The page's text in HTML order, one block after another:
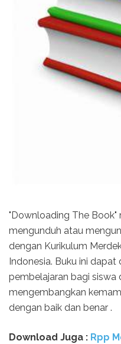
"Downloading The Book"
mengunduh atau
dengan Kurikulum
Indonesia. Buku ini
pembelajaran bagi siswa
mengembangkan
dengan baik dan benar .
Download Juga : Rpp